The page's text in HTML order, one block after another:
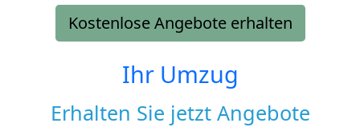
Kostenlose Angebote erhalten
Ihr Umzug
Erhalten Sie jetzt Angebote